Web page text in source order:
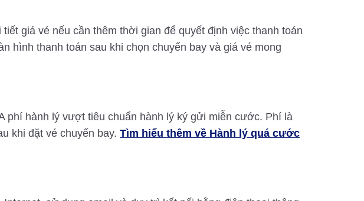
giá vé nếu cần thêm thời gian để quyết định việc thanh toán
hình thanh toán sau khi chọn chuyến bay và giá vé mong
phí hành lý vượt tiêu chuẩn hành lý ký gửi miễn cước. Phí là
khi đặt vé chuyến bay. Tìm hiểu thêm về Hành lý quá cước